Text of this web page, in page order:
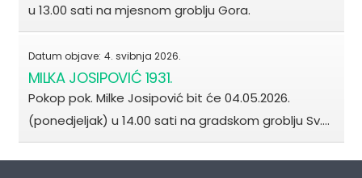
u 13.00 sati na mjesnom groblju Gora.
Datum objave: 4. svibnja 2026.
MILKA JOSIPOVIĆ 1931.
Pokop pok. Milke Josipović bit će 04.05.2026.
(ponedjeljak) u 14.00 sati na gradskom groblju Sv.…